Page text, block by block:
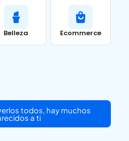
Belleza Ecommerce
todos, hay muchos
a ti